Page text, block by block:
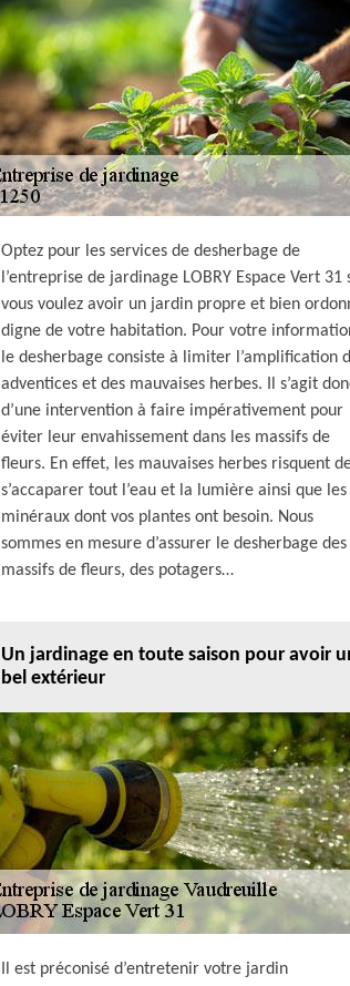
Optez pour les services de desherbage de
l’entreprise de jardinage LOBRY Espace Vert 31
vous voulez avoir un jardin propre et bien
digne de votre habitation. Pour votre
le desherbage consiste à limiter l’amplification
adventices et des mauvaises herbes. Il s’agit
d’une intervention à faire impérativement pour
éviter leur envahissement dans les massifs de
fleurs. En effet, les mauvaises herbes risquent
s’accaparer tout l’eau et la lumière ainsi que les
minéraux dont vos plantes ont besoin. Nous
sommes en mesure d’assurer le desherbage des
massifs de fleurs, des potagers…
Un jardinage en toute saison pour avoir
bel extérieur
Il est préconisé d’entretenir votre jardin